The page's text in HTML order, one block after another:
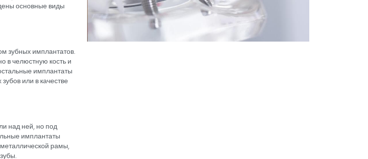
современным методам
визит
на международном уровне
и туризмом
во время процедур
зубного имплантата?